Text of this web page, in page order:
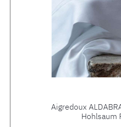
Aigredoux
Hohlsaum